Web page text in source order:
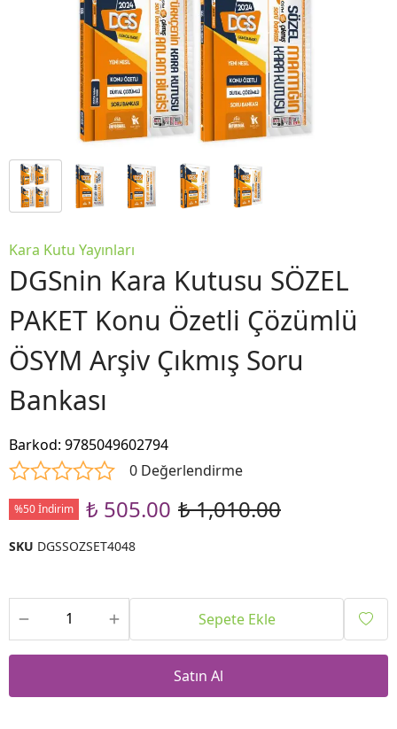
Kara Kutu Yayınları
DGSnin Kara Kutusu SÖZEL
PAKET Konu Özetli Çözümlü
ÖSYM Arşiv Çıkmış Soru
Bankası
Barkod: 9785049602794
0 Değerlendirme
%50 İndirim ₺ 505.00 ₺ 1,010.00
SKU DGSSOZSET4048
Sepete Ekle
Satın Al